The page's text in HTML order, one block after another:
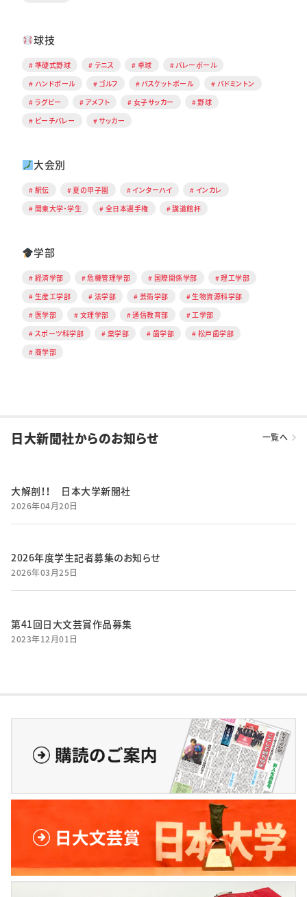
球技
準硬式野球 テニス 卓球
バレーボール
ハンドボール
ゴルフ バスケットボール
バドミントン
ラグビー
アメフト 女子サッカー
野球
ビーチバレー
サッカー
大会別
駅伝 夏の甲子園 インターハイ
インカレ
関東大学・学生
全日本選手権 講道館杯
学部
経済学部 危機管理学部 国際関係学部
理工学部
生産工学部
法学部 芸術学部
生物資源科学部
医学部
文理学部 通信教育部
工学部
スポーツ科学部
薬学部 歯学部
松戸歯学部
商学部
日大新聞社からのお知らせ 一覧へ
大解剖！！ 日本大学新聞社
2026年04月20日
2026年度学生記者募集のお知らせ
2026年03月25日
第41回日大文芸賞作品募集
2023年12月01日